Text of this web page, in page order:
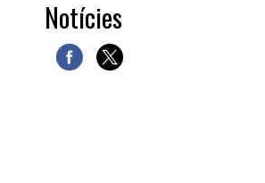
Notícies